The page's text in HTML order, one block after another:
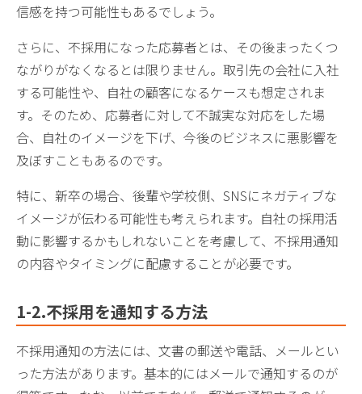
信感を持つ可能性もあるでしょう。
さらに、不採用になった応募者とは、その後まったくつ
ながりがなくなるとは限りません。取引先の会社に入社
する可能性や、自社の顧客になるケースも想定されま
す。そのため、応募者に対して不誠実な対応をした場
合、自社のイメージを下げ、今後のビジネスに悪影響を
及ぼすこともあるのです。
特に、新卒の場合、後輩や学校側、SNSにネガティブな
イメージが伝わる可能性も考えられます。自社の採用活
動に影響するかもしれないことを考慮して、不採用通知
の内容やタイミングに配慮することが必要です。
1-2.不採用を通知する方法
不採用通知の方法には、文書の郵送や電話、メールとい
った方法があります。基本的にはメールで通知するのが